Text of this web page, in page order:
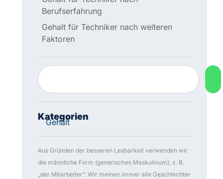
Aus Gründen der besseren Lesbarkeit verwenden wir
die männliche Form (generisches Maskulinum), z. B.
Sprachform hat redaktionelle Gründe und ist wertfrei.